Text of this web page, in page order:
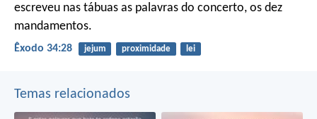
escreveu nas tábuas as palavras do concerto, os dez
mandamentos.
Êxodo 34:28 jejum proximidade lei
Temas relacionados